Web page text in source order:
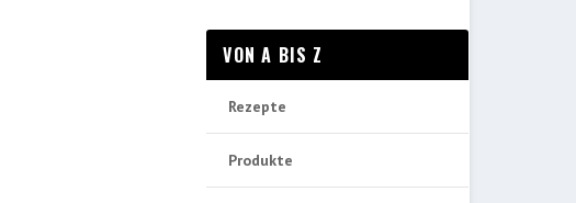
VON A BIS Z
Rezepte
Produkte